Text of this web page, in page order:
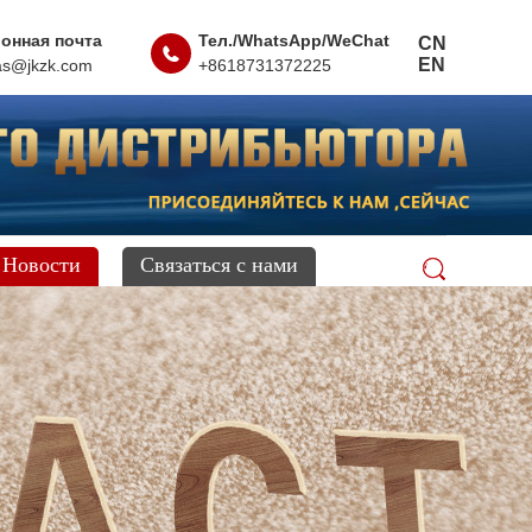
почта
Тел./WhatsApp/WeChat
+8618731372225
CN
EN
Новости Связаться с нами